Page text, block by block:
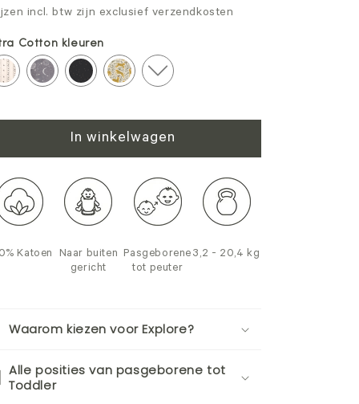
incl. btw zijn exclusief verzendkosten
Cotton kleuren
In winkelwagen
Katoen
Naar buiten
gericht
Pasgeborene
tot peuter
3,2 - 20,4 kg
Waarom kiezen voor Explore?
Alle posities van pasgeborene tot
Toddler